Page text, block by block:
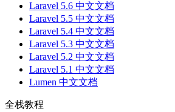
Laravel 5.6 中文文档
Laravel 5.5 中文文档
Laravel 5.4 中文文档
Laravel 5.3 中文文档
Laravel 5.2 中文文档
Laravel 5.1 中文文档
Lumen 中文文档
全栈教程